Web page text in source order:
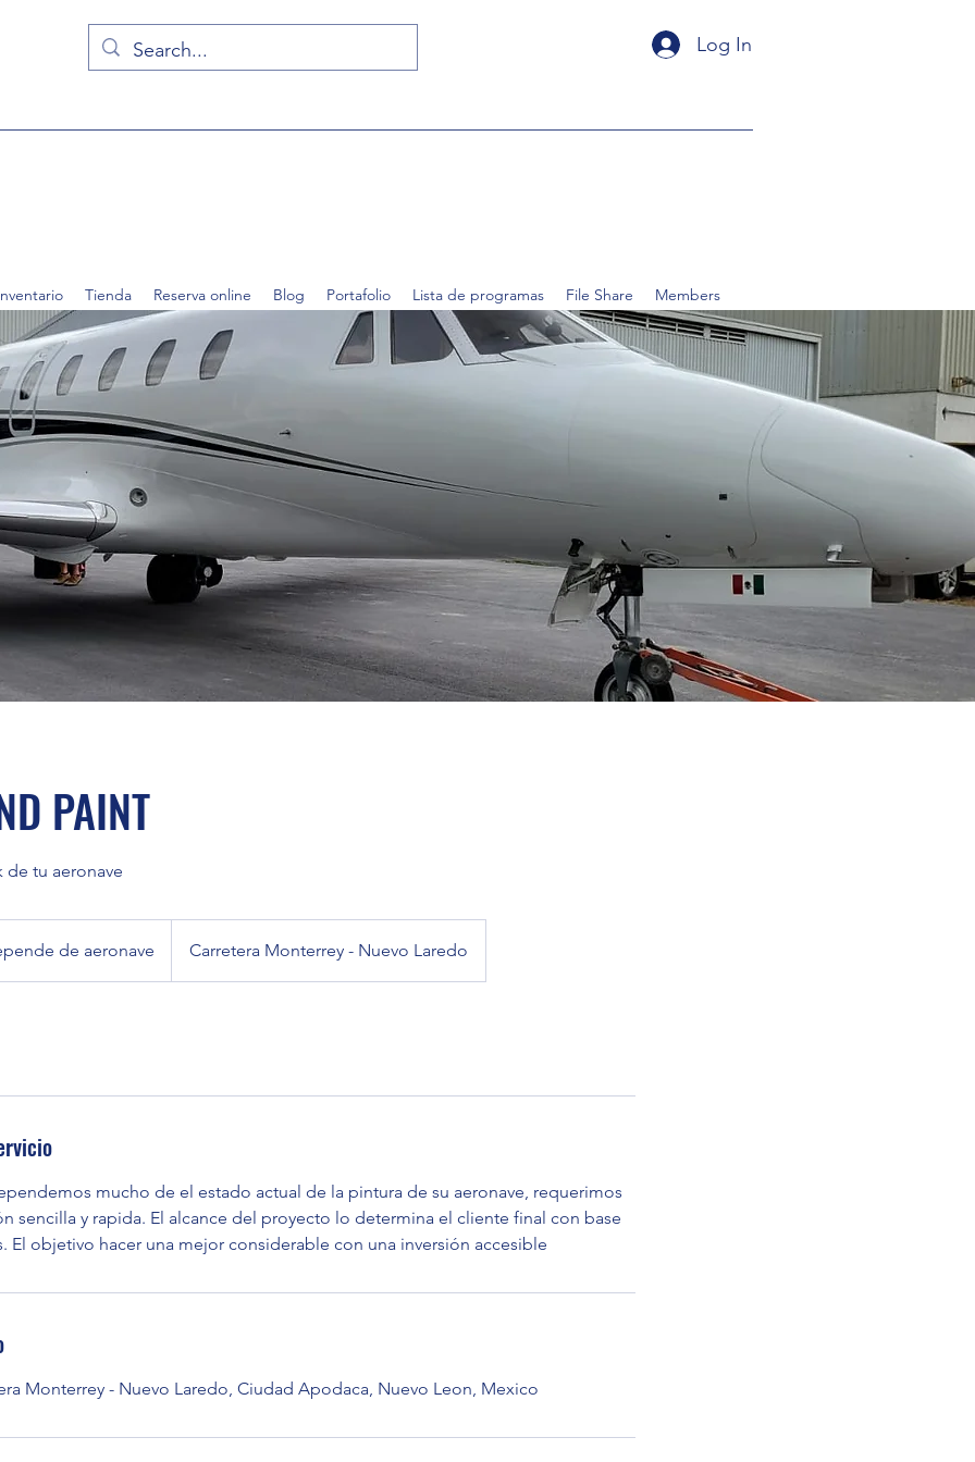
Log In
Tienda Reserva online Blog Portafolio Lista de programas File Share Members
PAINT
tu aeronave
de aeronave Carretera Monterrey - Nuevo Laredo
mucho de el estado actual de la pintura de su aeronave, requerimos
sencilla y rapida. El alcance del proyecto lo determina el cliente final con base
El objetivo hacer una mejor considerable con una inversión accesible
Monterrey - Nuevo Laredo, Ciudad Apodaca, Nuevo Leon, Mexico